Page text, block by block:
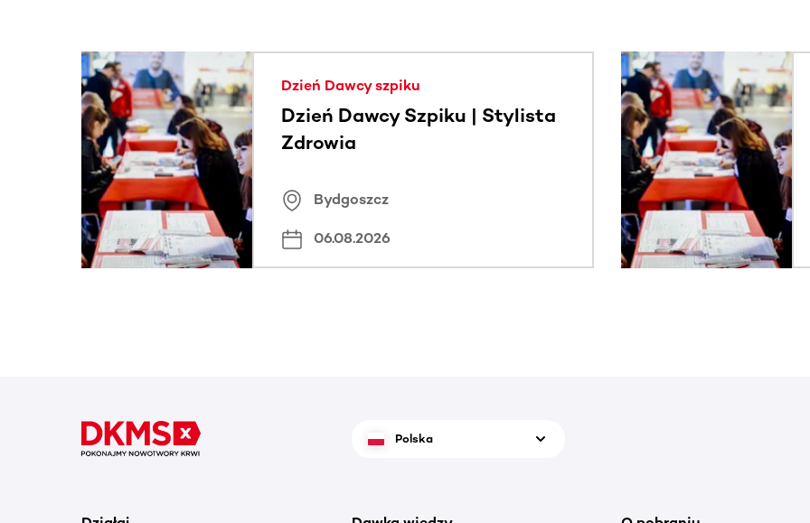
Ta sekcja zawiera treści przewijane w poziomie. Użyj klawisza Tab lub przesuń palcem, aby zobaczyć
Dzień Dawcy szpiku
Dzień Dawcy Szpiku | Stylista
Zdrowia
Bydgoszcz
06.08.2026
Polska